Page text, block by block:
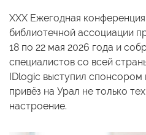
Терминалы
Быстрая и точная
Читательский билет
XXX Ежегодная
библиотечной ассоциации
18 по 22 мая 2026 года и
специалистов со всей
IDlogic выступил спонсором
привёз на Урал не только
настроение.